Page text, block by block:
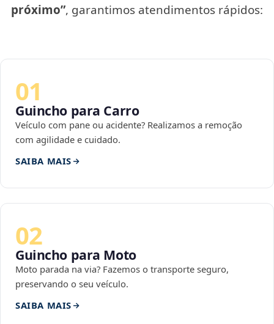
próximo”, garantimos atendimentos rápidos:
01
Guincho para Carro
Veículo com pane ou acidente? Realizamos a remoção
com agilidade e cuidado.
SAIBA MAIS
02
Guincho para Moto
Moto parada na via? Fazemos o transporte seguro,
preservando o seu veículo.
SAIBA MAIS